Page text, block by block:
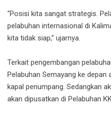
“Posisi kita sangat strategis.
pelabuhan internasional di
kita tidak siap,” ujarnya.
Terkait pengembangan
Pelabuhan Semayang ke
kapal penumpang. Sedangkan
akan dipusatkan di Pelabuhan